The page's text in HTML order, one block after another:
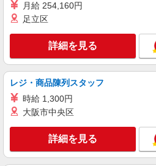
月給 254,160円
足立区
詳細を見る
レジ・商品陳列スタッフ
時給 1,300円
大阪市中央区
詳細を見る